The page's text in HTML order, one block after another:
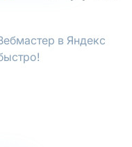
в Яндекс